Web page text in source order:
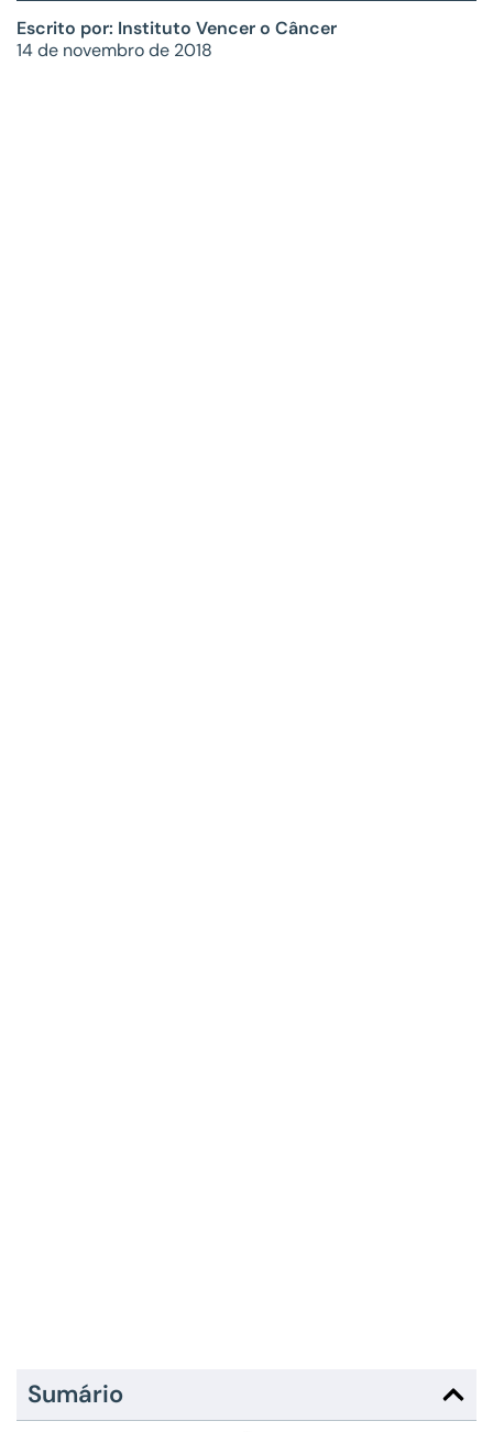
Escrito por: Instituto Vencer o Câncer
14 de novembro de 2018
Sumário